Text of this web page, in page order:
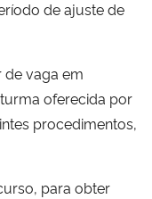
de ajuste de
de vaga em
oferecida por
procedimentos,
para obter